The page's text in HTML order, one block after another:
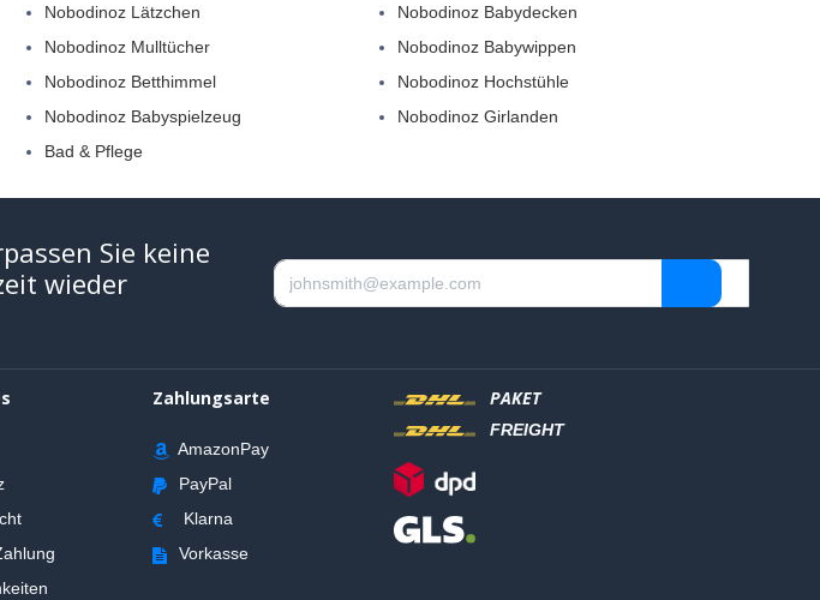
Nobodinoz Lätzchen
Nobodinoz Mulltücher
Nobodinoz Betthimmel
Nobodinoz Babyspielzeug
Bad & Pflege
Nobodinoz Babydecken
Nobodinoz Babywippen
Nobodinoz Hochstühle
Nobodinoz Girlanden
Sie keine
wieder
Zahlungsarte
AmazonPay
PayPal
Klarna
Vorkasse
PAKET
FREIGHT